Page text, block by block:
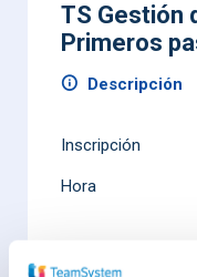
TS Gestión
Primeros
Descripción
Inscripción
Hora